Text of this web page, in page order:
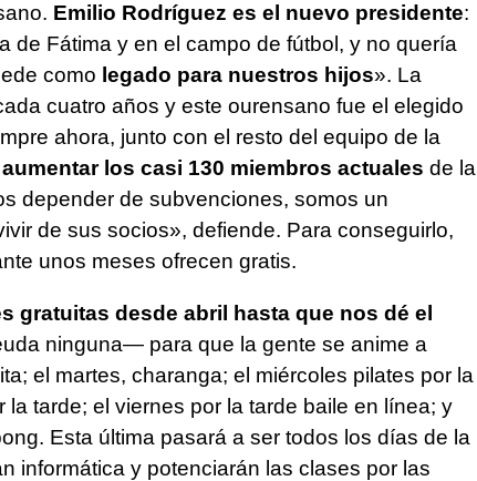
Emilio Rodríguez es el nuevo presidente:
de Fátima y en el campo de fútbol, y no quería
como legado para nuestros hijos». La
cuatro años y este ourensano fue el elegido
ahora, junto con el resto del equipo de la
aumentar los casi 130 miembros actuales de la
depender de subvenciones, somos un
de sus socios», defiende. Para conseguirlo,
unos meses ofrecen gratis.
gratuitas desde abril hasta que nos dé el
ninguna— para que la gente se anime a
el martes, charanga; el miércoles pilates por la
la tarde; el viernes por la tarde baile en línea; y
Esta última pasará a ser todos los días de la
informática y potenciarán las clases por las